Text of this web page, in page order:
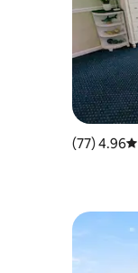
متوسط التقييم 4.96 من 5، 77 مراجعات
4.96 (77)